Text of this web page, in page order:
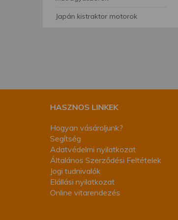
Japán kistraktor motorok
HASZNOS LINKEK
Hogyan vásároljunk?
Segítség
Adatvédelmi nyilatkozat
Általános Szerződési Feltételek
Jogi tudnivalók
Elállási nyilatkozat
Online vitarendezés